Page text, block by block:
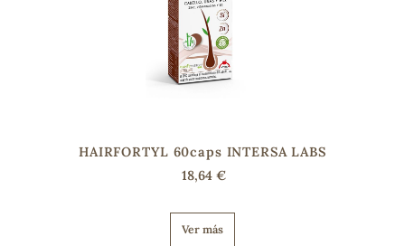
HAIRFORTYL 60caps INTERSA LABS
18,64 €
Ver más